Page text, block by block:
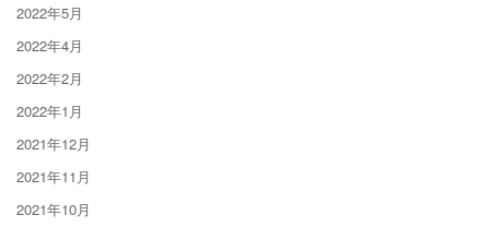
2022年5月
2022年4月
2022年2月
2022年1月
2021年12月
2021年11月
2021年10月